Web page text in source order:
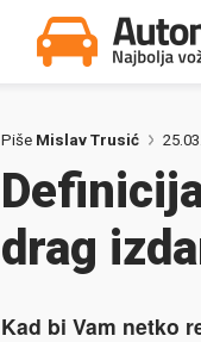
Piše Mislav Trusić
drag
Kad bi Vam netko